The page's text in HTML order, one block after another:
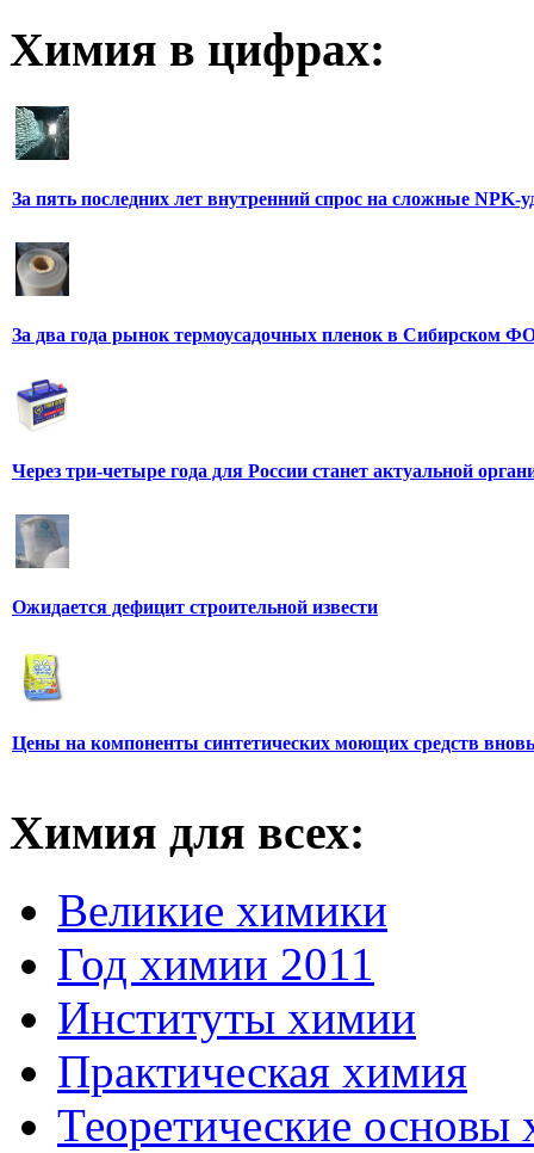
Химия в цифрах:
За пять последних лет внутренний спрос на сложные NPK-
За два года рынок термоусадочных пленок в Сибирском
Через три-четыре года для России станет актуальной
Ожидается дефицит строительной извести
Цены на компоненты синтетических моющих средств
Химия для всех:
Великие химики
Год химии 2011
Институты химии
Практическая химия
Теоретические основы